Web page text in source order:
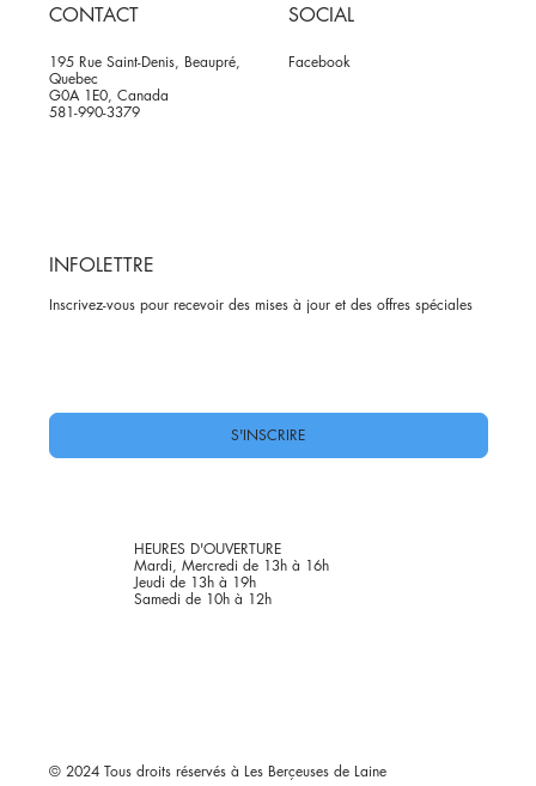
CONTACT
195 Rue Saint-Denis, Beaupré,
Quebec
G0A 1E0, Canada
581-990-3379
SOCIAL
Facebook
INFOLETTRE
Inscrivez-vous pour recevoir des mises à jour et des offres spéciales
S'INSCRIRE
HEURES D'OUVERTURE
Mardi, Mercredi de 13h à 16h
Jeudi de 13h à 19h
Samedi de 10h à 12h
© 2024 Tous droits réservés à Les Berçeuses de Laine